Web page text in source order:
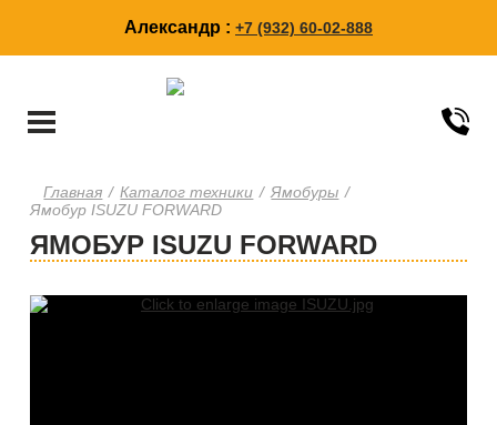
Александр : +7 (932) 60-02-888
Главная / Каталог техники / Ямобуры /
Ямобур ISUZU FORWARD
ЯМОБУР ISUZU FORWARD